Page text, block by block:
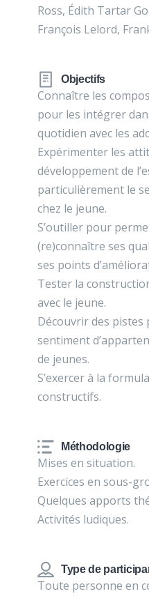
Ross, Édith Tartar
François Lelord,
Objectifs
Connaître les
pour les intégrer
quotidien avec les
Expérimenter les
développement de
particulièrement le
chez le jeune.
S’outiller pour
(re)connaître ses
ses points
Tester la
avec le jeune.
Découvrir des
sentiment
de jeunes.
S’exercer à la
constructifs.
Méthodologie
Mises en situation.
Exercices en sous-
Quelques apports
Activités ludiques.
Type de
Toute personne en